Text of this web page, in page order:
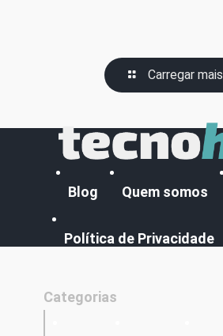
Carregar mais
Blog Quem somos
Política de Privacidade
Categorias